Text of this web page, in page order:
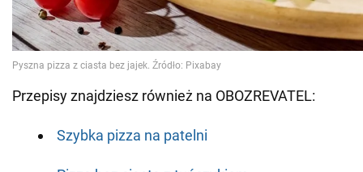
Przepisy znajdziesz również na OBOZREVATEL:
Szybka pizza na patelni